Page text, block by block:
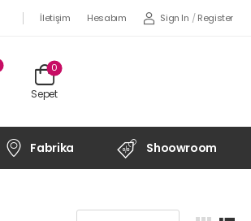
İletişim Hesabım Sign In / Register
Sepet
0
Fabrika Shoowroom